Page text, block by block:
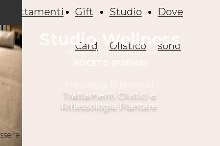
Trattamenti Gift
Card
Studio
Olistico
Dove
sono
Studio Wellness
riscopriil tuo benessere
Trattamenti Olistici e
Riflessologia Plantare